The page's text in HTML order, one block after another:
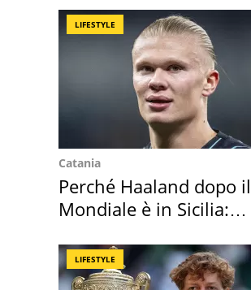
LIFESTYLE
Catania
Perché Haaland dopo il
Mondiale è in Sicilia:
LIFESTYLE